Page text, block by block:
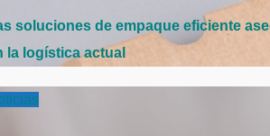
soluciones de empaque eficiente
la logística actual